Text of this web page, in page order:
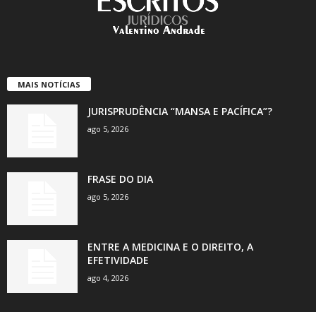
MAIS NOTÍCIAS
JURISPRUDÊNCIA “MANSA E PACÍFICA”?
ago 5, 2026
FRASE DO DIA
ago 5, 2026
ENTRE A MEDICINA E O DIREITO, A
EFETIVIDADE
ago 4, 2026